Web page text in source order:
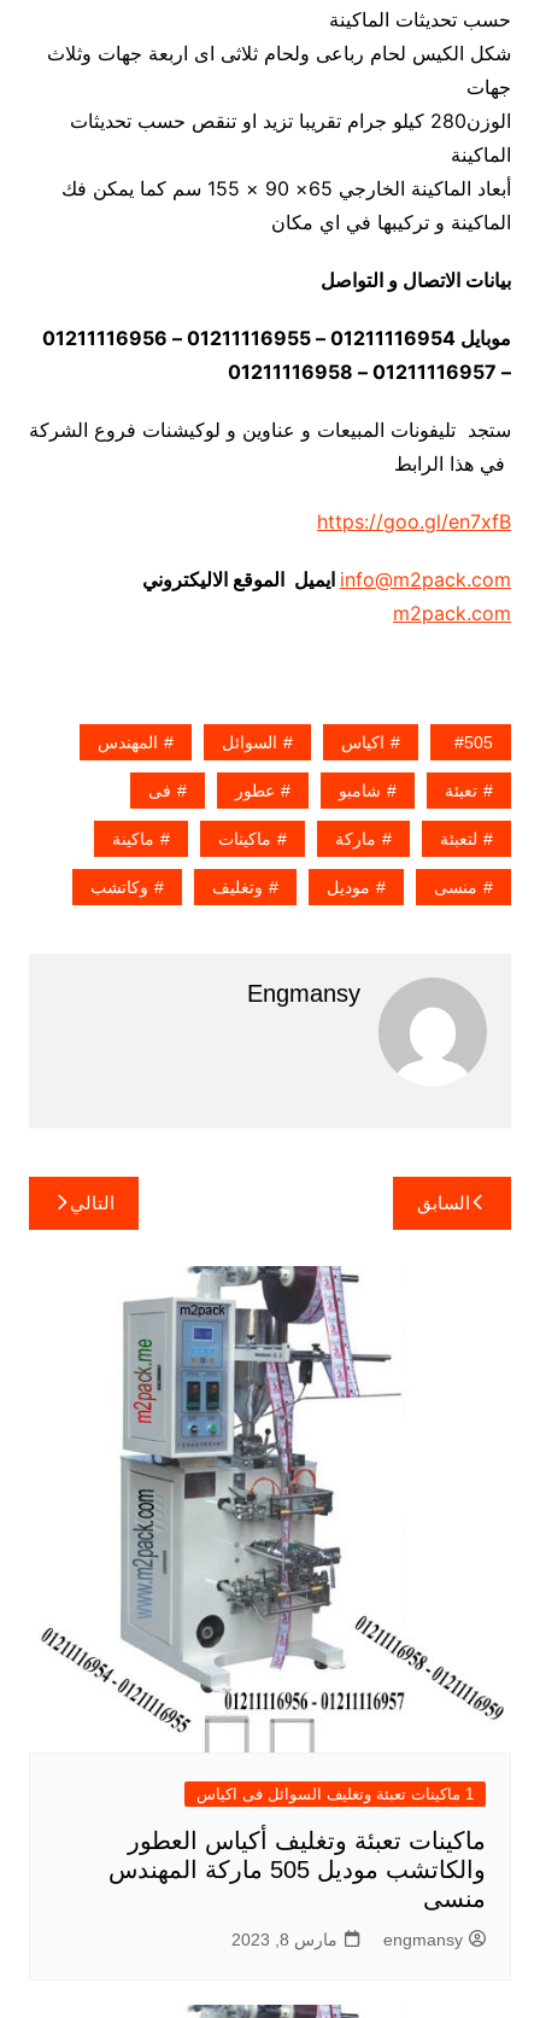
حسب تحديثات الماكينة
شكل الكيس لحام رباعى ولحام ثلاثى اى اربعة جهات وثلاث
جهات
الوزن280 كيلو جرام تقريبا تزيد او تنقص حسب تحديثات
الماكينة
أبعاد الماكينة الخارجي 65× 90 × 155 سم كما يمكن فك
الماكينة و تركيبها في اي مكان
بيانات الاتصال و التواصل
موبايل 01211116954 – 01211116955 – 01211116956
– 01211116957 – 01211116958
ستجد تليفونات المبيعات و عناوين و لوكيشنات فروع الشركة
في هذا الرابط
https://goo.gl/en7xfB
info@m2pack.com ايميل الموقع الاليكتروني
m2pack.com
505 اكياس السوائل المهندس
تعبئة شامبو عطور فى
لتعبئة ماركة ماكينات ماكينة
منسى موديل وتغليف وكاتشب
Engmansy
تصفّح
المقالات
السابق التالي
1 ماكينات تعبئة وتغليف السوائل فى اكياس
ماكينات تعبئة وتغليف أكياس العطور
والكاتشب موديل 505 ماركة المهندس
منسى
engmansy مارس 8, 2023